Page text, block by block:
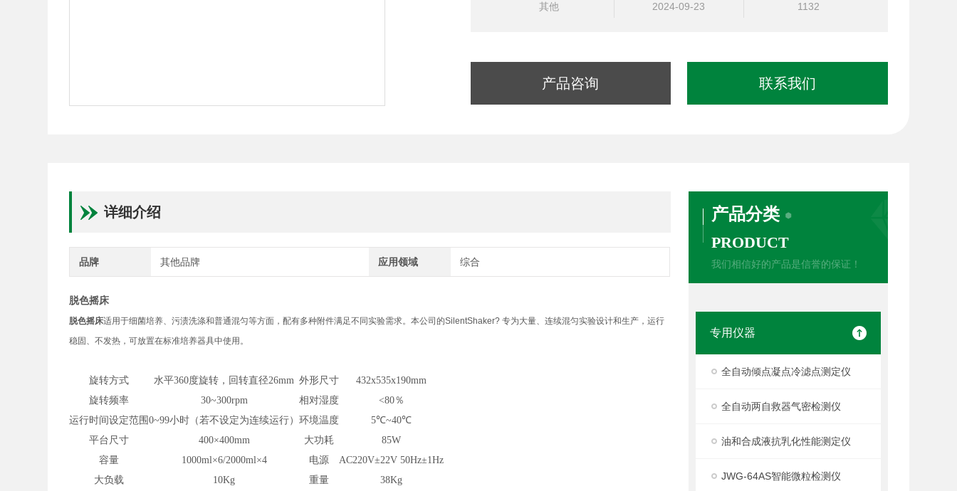
其他 2024-09-23 1132
产品咨询 联系我们
产品分类
PRODUCT
我们相信好的产品是信誉的保证！
专用仪器
全自动倾点凝点冷滤点测定仪
全自动两自救器气密检测仪
油和合成液抗乳化性能测定仪
JWG-64AS智能微粒检测仪
详细介绍
品牌 其他品牌 应用领域 综合
脱色摇床
脱色摇床适用于细菌培养、污渍洗涤和普通混匀等方面，配有多种附件满足不同实验需求。本公司的SilentShaker? 专为大量、连续混匀实验设计和生产，运行
稳固、不发热，可放置在标准培养器具中使用。
旋转方式 水平360度旋转，回转直径26mm 外形尺寸
432x535x190mm
旋转频率
30~300rpm 相对湿度
<80％
运行时间设定范围0~99小时（若不设定为连续运行）环境温度
5℃~40℃
平台尺寸
400×400mm 大功耗
85W
容量
1000ml×6/2000ml×4 电源
AC220V±22V 50Hz±1Hz
大负载
10Kg 重量 38Kg